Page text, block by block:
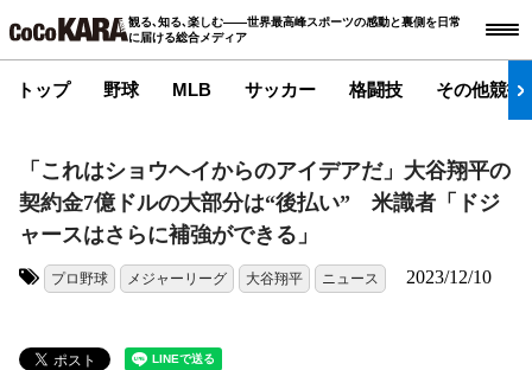
観る､知る､楽しむ――世界最高峰スポーツの感動と裏側を日常
に届ける総合メディア
トップ 野球 MLB サッカー 格闘技 その他競技
「これはショウヘイからのアイデアだ」大谷翔平の
契約金7億ドルの大部分は“後払い” 米識者「ドジ
ャースはさらに補強ができる」
プロ野球 メジャーリーグ 大谷翔平 ニュース 2023/12/10